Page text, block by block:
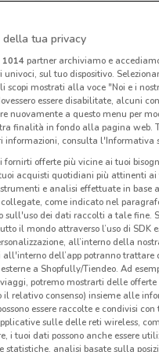
Caddy's
Scade il 18/08 14.2
Tigotà
Scade il 31/08 2.2 km
della tua privacy
1014partner archiviamo e
sul tuo dispositivo.
scopi mostrati alla voce "Noi e i
essere disabilitate, alcuni
nuovamente a questo menu per
finalità in fondo alla pagina web.
informazioni, consulta l'Informativa
fornirti offerte più vicine ai tuoi
acquisti quotidiani più attinenti
e analisi effettuate in
come indicato nel
sull'uso dei dati raccolti a tale fine.
il mondo attraverso l’uso di SDK
all’interno della
all'interno dell’app potranno
a Shopfully/Tiendeo. Ad
potremo mostrarti delle
il relativo consenso) insieme alle
essere raccolte e condivisi
sulle delle reti wireless,
i tuoi dati possono anche essere
statistiche, analisi basate sulla